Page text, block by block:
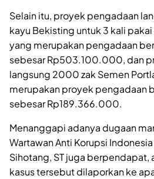
Selain itu, proyek pengadaan
kayu Bekisting untuk 3 kali
yang merupakan pengadaan
sebesar Rp503.100.000, dan
langsung 2000 zak Semen
merupakan proyek pengadaan
sebesar Rp189.366.000.
Menanggapi adanya dugaan
Wartawan Anti Korupsi
Sihotang, ST juga berpendapat,
kasus tersebut dilaporkan ke